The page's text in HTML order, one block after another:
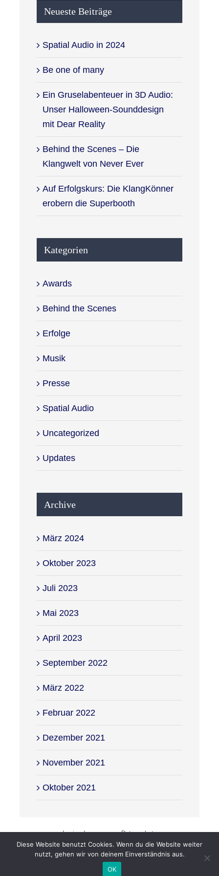
Neueste Beiträge
Spatial Audio in 2024
Be one of many
Ein Gruselabenteuer in 3D Audio:
Unser Halloween-Sounddesign
mit Dear Reality
Behind the Scenes – Die
Klangwelt von Never Ever
Auf Erfolgskurs: Die KlangKönner
erobern die Superbooth
Kategorien
Awards
Behind the Scenes
Erfolge
Musik
Presse
Spatial Audio
Uncategorized
Updates
Archive
März 2024
Oktober 2023
Juli 2023
Mai 2023
April 2023
September 2022
März 2022
Februar 2022
Dezember 2021
November 2021
Oktober 2021
Login-Impressum-Datenschutz
FacebookTwitter InstagramVimeo
Diese Website benutzt Cookies. Wenn du die Website weiter
nutzt, gehen wir von deinem Einverständnis aus.
OK